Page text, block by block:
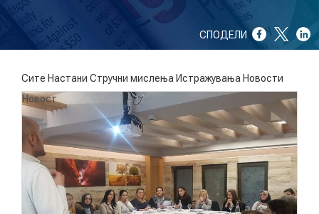
НАШИ ПОДДРЖУВАЧИ
ГОДИШНИ ИЗВЕШТАИ
ИСО 9001
ЕВОЛВ
НОВОСТИ
ИСТРАЖУВАЊА
СПОДЕЛИ
Сите Настани Стручни мислења Истражувања Новости
Новост